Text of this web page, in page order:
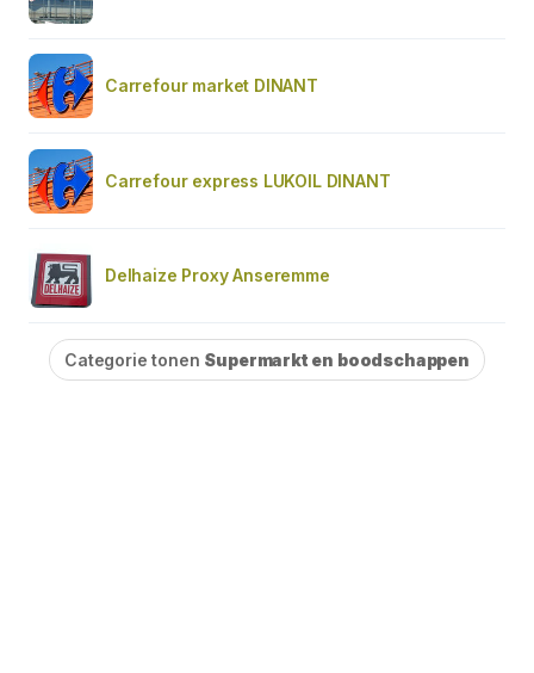
Carrefour market DINANT
Carrefour express LUKOIL DINANT
Delhaize Proxy Anseremme
Categorie tonen Supermarkt en boodschappen